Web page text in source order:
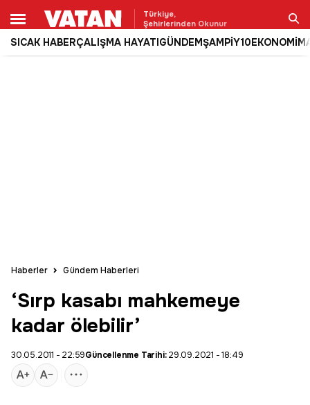
Türkiye,
Şehirlerinden Okunur
SICAK HABERÇALIŞMA HAYATIGÜNDEMŞAMPİY10EKONOMİ
Ara
Haberler Gündem Haberleri
‘Sırp kasabı mahkemeye
kadar ölebilir’
30.05.2011 - 22:59Güncellenme Tarihi:29.09.2021 - 18:49